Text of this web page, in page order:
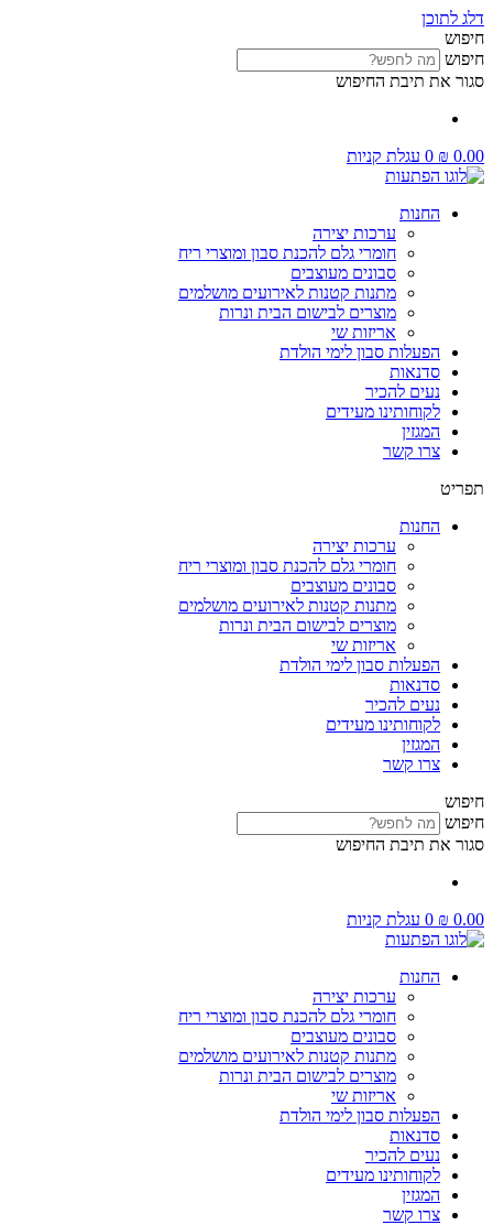
דלג לתוכן
חיפוש
חיפוש
סגור את תיבת החיפוש
₪ 0.00
0 עגלת קניות
החנות
ערכות יצירה
חומרי גלם להכנת סבון ומוצרי ריח
סבונים מעוצבים
מתנות קטנות לאירועים מושלמים
מוצרים לבישום הבית ונרות
אריזות שי
הפעלות סבון לימי הולדת
סדנאות
נעים להכיר
לקוחותינו מעידים
המגזין
צרו קשר
תפריט
החנות
ערכות יצירה
חומרי גלם להכנת סבון ומוצרי ריח
סבונים מעוצבים
מתנות קטנות לאירועים מושלמים
מוצרים לבישום הבית ונרות
אריזות שי
הפעלות סבון לימי הולדת
סדנאות
נעים להכיר
לקוחותינו מעידים
המגזין
צרו קשר
חיפוש
חיפוש
סגור את תיבת החיפוש
₪ 0.00
0 עגלת קניות
החנות
ערכות יצירה
חומרי גלם להכנת סבון ומוצרי ריח
סבונים מעוצבים
מתנות קטנות לאירועים מושלמים
מוצרים לבישום הבית ונרות
אריזות שי
הפעלות סבון לימי הולדת
סדנאות
נעים להכיר
לקוחותינו מעידים
המגזין
צרו קשר